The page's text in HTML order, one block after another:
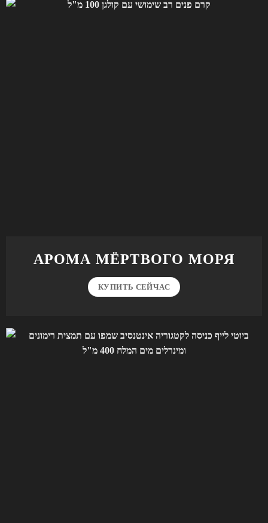
АРОМА МЁРТВОГО МОРЯ
КУПИТЬ СЕЙЧАС